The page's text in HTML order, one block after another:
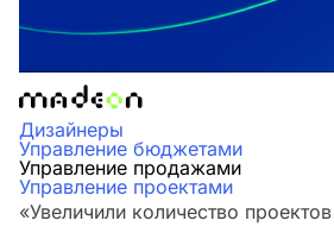
Дизайнеры
Управление бюджетами
Управление продажами
Управление проектами
«Увеличили количество